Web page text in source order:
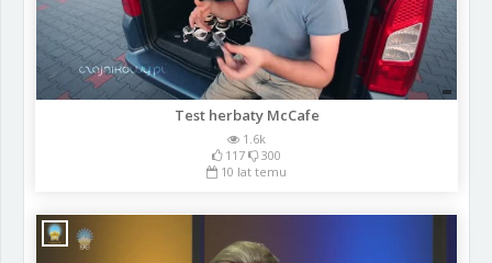
Test herbaty McCafe
1.6k
117
300
10 lat temu